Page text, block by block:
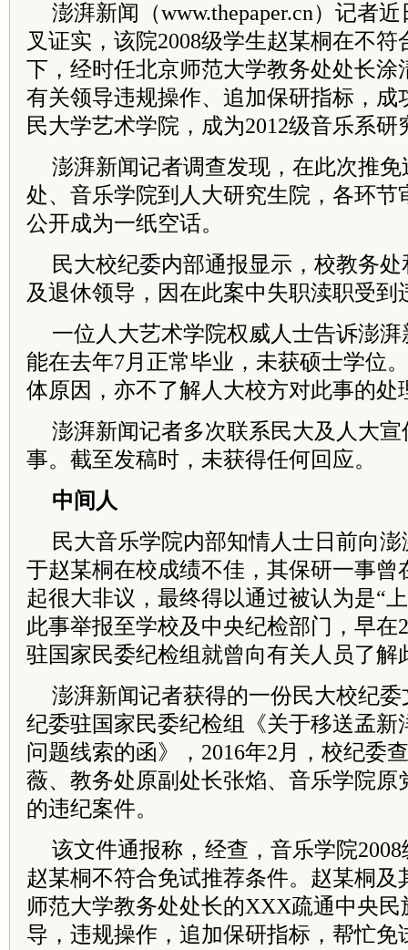
澎湃新闻（www.thepaper.cn）记者
叉证实，该院2008级学生赵某桐在不
下，经时任北京师范大学教务处处长涂
有关领导违规操作、追加保研指标，成
民大学艺术学院，成为2012级音乐系研
澎湃新闻记者调查发现，在此次推
处、音乐学院到人大研究生院，各环节
公开成为一纸空话。
民大校纪委内部通报显示，校教务
及退休领导，因在此案中失职渎职受到
一位人大艺术学院权威人士告诉澎
能在去年7月正常毕业，未获硕士学位
体原因，亦不了解人大校方对此事的处
澎湃新闻记者多次联系民大及人大
事。截至发稿时，未获得任何回应。
中间人
民大音乐学院内部知情人士日前向
于赵某桐在校成绩不佳，其保研一事曾
起很大非议，最终得以通过被认为是“
此事举报至学校及中央纪检部门，早在
驻国家民委纪检组就曾向有关人员了解
澎湃新闻记者获得的一份民大校纪
纪委驻国家民委纪检组《关于移送孟新
问题线索的函》，2016年2月，校纪委
薇、教务处原副处长张焰、音乐学院原
的违纪案件。
该文件通报称，经查，音乐学院
赵某桐不符合免试推荐条件。赵某桐及
师范大学教务处处长的XXX疏通中央
导，违规操作，追加保研指标，帮忙免